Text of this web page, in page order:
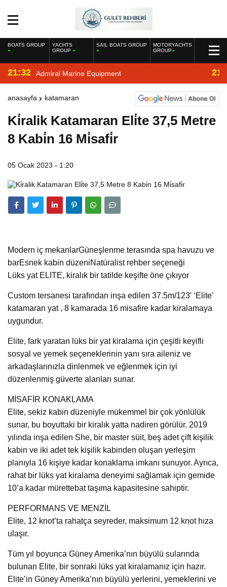
BOATS GROUP
YACHTS
GROUP
SAIL BOATS GROUP
MOTORYACHTS
GROUP
21:32 Admiral Marine Equipment
anasayfa katamaran
Ki̇ralik Katamaran Eli̇te 37,5 Metre
8 Kabi̇n 16 Mi̇safi̇r
05 Ocak 2023 - 1:20
Modern iç mekanlarGüneşlenme terasında spa havuzu ve
barEsnek kabin düzeniNatüralist rehber seçeneği
Lüks yat ELITE, kiralık bir tatilde keşifte öne çıkıyor
Custom tersanesi tarafından inşa edilen 37.5m/123′ ‘Elite’
katamaran yat , 8 kamarada 16 misafire kadar kiralamaya
uygundur.
Elite, fark yaratan lüks bir yat kiralama için çeşitli keyifli
sosyal ve yemek seçeneklerinin yanı sıra aileniz ve
arkadaşlarınızla dinlenmek ve eğlenmek için iyi
düzenlenmiş güverte alanları sunar.
MİSAFİR KONAKLAMA
Elite, sekiz kabin düzeniyle mükemmel bir çok yönlülük
sunar, bu boyuttaki bir kiralık yatta nadiren görülür. 2019
yılında inşa edilen She, bir master süit, beş adet çift kişilik
kabin ve iki adet tek kişilik kabinden oluşan yerleşim
planıyla 16 kişiye kadar konaklama imkanı sunuyor. Ayrıca,
rahat bir lüks yat kiralama deneyimi sağlamak için gemide
10’a kadar mürettebat taşıma kapasitesine sahiptir.
PERFORMANS VE MENZİL
Elite, 12 knot’ta rahatça seyreder, maksimum 12 knot hıza
ulaşır.
Tüm yıl boyunca Güney Amerika’nın büyülü sularında
bulunan Elite, bir sonraki lüks yat kiralamanız için hazır.
Elite’in Güney Amerika’nın büyülü yerlerini, yemeklerini ve